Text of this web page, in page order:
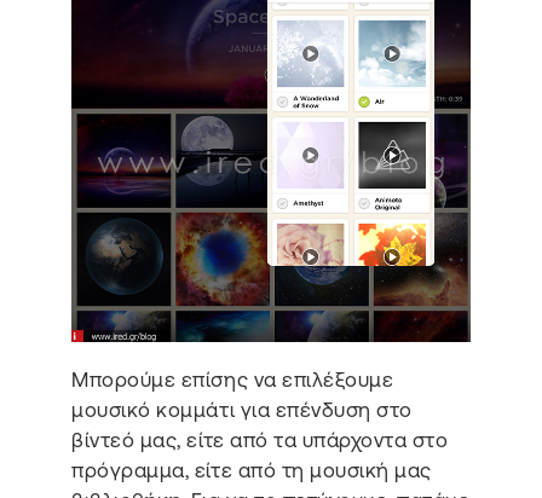
Μπορούμε επίσης να επιλέξουμε
μουσικό κομμάτι για επένδυση στο
βίντεό μας, είτε από τα υπάρχοντα στο
πρόγραμμα, είτε από τη μουσική μας